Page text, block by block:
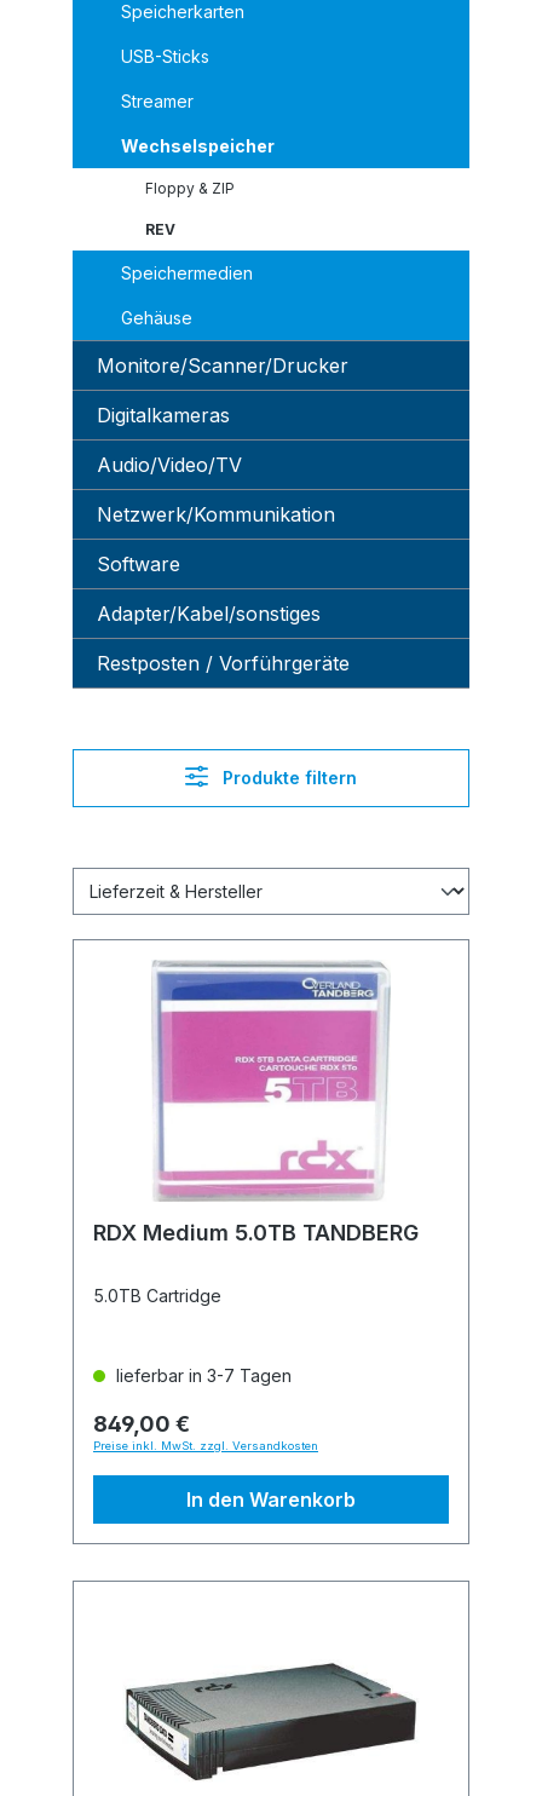
Speicherkarten
USB-Sticks
Streamer
Wechselspeicher
Floppy & ZIP
REV
Speichermedien
Gehäuse
Monitore/Scanner/Drucker
Digitalkameras
Audio/Video/TV
Netzwerk/Kommunikation
Software
Adapter/Kabel/sonstiges
Restposten / Vorführgeräte
Produkte filtern
RDX Medium 5.0TB TANDBERG
5.0TB Cartridge
lieferbar in 3-7 Tagen
849,00 €
Preise inkl. MwSt. zzgl. Versandkosten
In den Warenkorb